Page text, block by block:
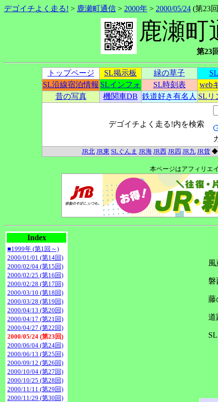
デゴイチよく走る! > 鹿瀬町通信 > 2000年 > 2000/05/24 (第23
鹿瀬町
第23
トップページ SL掲示板 緑の草子
SL沿線宿泊情報 SLインフォ SL時刻表
web
昔の写真
機関車DB 鉄道好き有名人 SLリ
デゴイチよく走る!内を検索
JR北 JR東 SLぐんま JR海 JR西 JR四 JR九 JR貨
本ページはアフィリエ
Index
■1999年 (第1回～)
2000/01/01 (第14回)
2000/02/04 (第15回)
2000/02/25 (第16回)
2000/02/28 (第17回)
2000/03/10 (第18回)
2000/03/28 (第19回)
2000/04/13 (第20回)
2000/04/17 (第21回)
2000/04/27 (第22回)
2000/05/24 (第23回)
2000/06/04 (第24回)
2000/06/13 (第25回)
2000/09/12 (第26回)
2000/10/04 (第27回)
2000/10/25 (第28回)
2000/11/11 (第29回)
2000/11/29 (第30回)
磐
藤
道